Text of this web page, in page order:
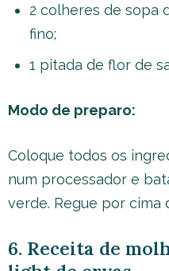
2 colheres de sopa
fino;
1 pitada de flor de
Modo de preparo:
Coloque todos os
num processador e
verde. Regue por cima
6. Receita de